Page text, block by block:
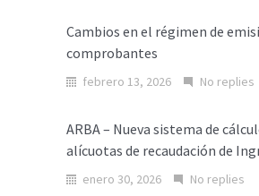
Cambios en el régimen de
comprobantes
febrero 13, 2026 No replies
ARBA – Nueva sistema de
alícuotas de recaudación de
enero 30, 2026 No replies